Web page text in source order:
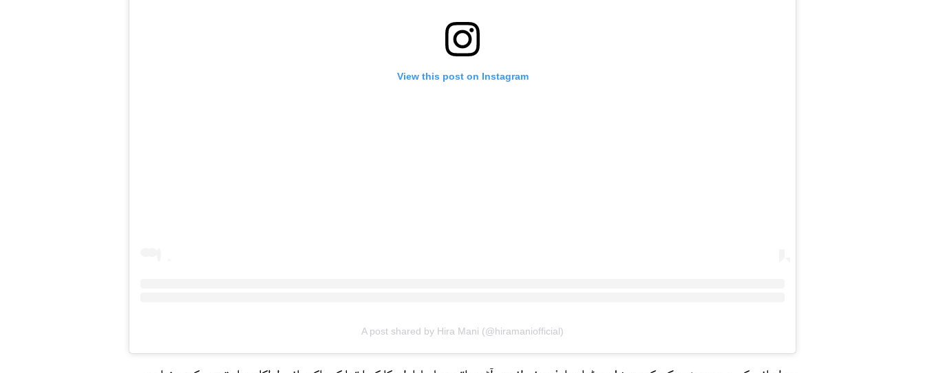
View this post on Instagram
A post shared by Hira Mani (@hiramaniofficial)